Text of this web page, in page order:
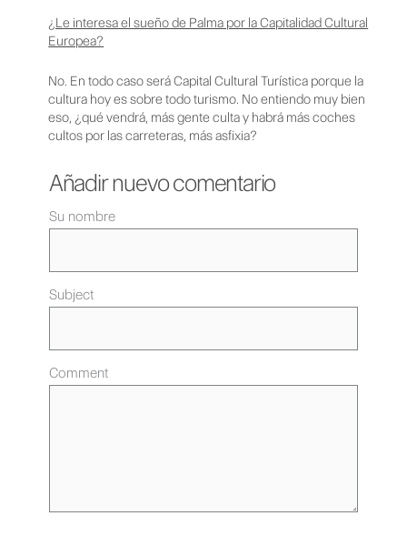
¿Le interesa el sueño de Palma por la Capitalidad Cultural
Europea?
No. En todo caso será Capital Cultural Turística porque la
cultura hoy es sobre todo turismo. No entiendo muy bien
eso, ¿qué vendrá, más gente culta y habrá más coches
cultos por las carreteras, más asfixia?
Añadir nuevo comentario
Su nombre
Subject
Comment